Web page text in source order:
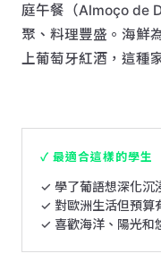
庭午餐（Almoço de
聚、料理豐盛。海鮮
上葡萄牙紅酒，這種
✓ 最適合這樣的學生
✓ 學了葡語想深化沉
✓ 對歐洲生活但預算
✓ 喜歡海洋、陽光和